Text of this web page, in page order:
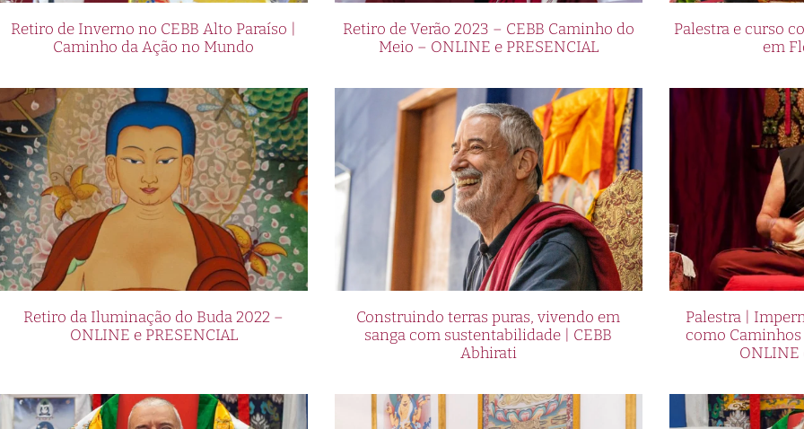
Retiro de Inverno no CEBB Alto Paraíso |
Caminho da Ação no Mundo
Retiro de Verão 2023 – CEBB Caminho do
Meio – ONLINE e PRESENCIAL
Palestra e curso
em
Retiro da Iluminação do Buda 2022 –
ONLINE e PRESENCIAL
Construindo terras puras, vivendo em
sanga com sustentabilidade | CEBB
Abhirati
Palestra |
como Caminhos
ONLINE